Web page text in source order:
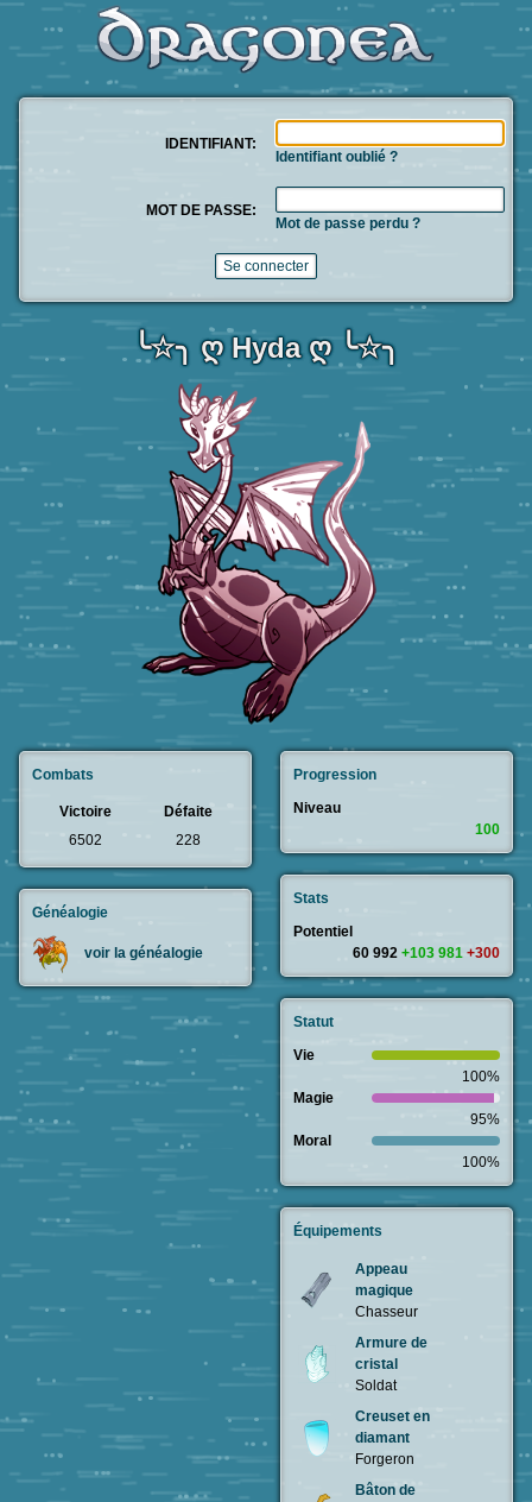
IDENTIFIANT:
Identifiant oublié ?
MOT DE PASSE:
Mot de passe perdu ?
╰☆╮ ღ Hyda ღ ╰☆╮
Combats
Victoire
Défaite
6502
228
Généalogie
voir la généalogie
Progression
Niveau
100
Stats
Potentiel
60 992 +103 981 +300
Statut
Vie
100%
Magie
95%
Moral
100%
Équipements
Appeau
magique
Chasseur
Armure de
cristal
Soldat
Creuset en
diamant
Forgeron
Bâton de